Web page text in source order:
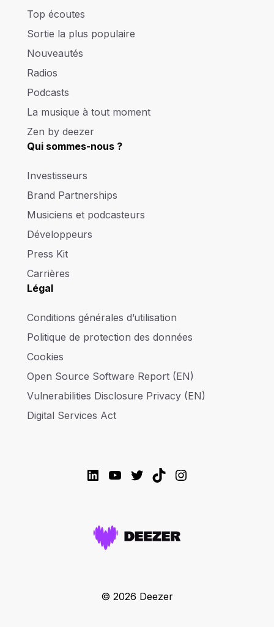
Top écoutes
Sortie la plus populaire
Nouveautés
Radios
Podcasts
La musique à tout moment
Zen by deezer
Qui sommes-nous ?
Investisseurs
Brand Partnerships
Musiciens et podcasteurs
Développeurs
Press Kit
Carrières
Légal
Conditions générales d’utilisation
Politique de protection des données
Cookies
Open Source Software Report (EN)
Vulnerabilities Disclosure Privacy (EN)
Digital Services Act
LinkedIn
YouTube
Twitter
TikTokInstagram
© 2026 Deezer